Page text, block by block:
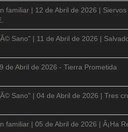
familiar | 12 de Abril de 2026 |
Sano" | 11 de Abril de 2026 |
de Abril de 2026 - Tierra Prometida
Sano" | 04 de Abril de 2026 | Tres
familiar | 05 de Abril de 2026 | Â¡Ha